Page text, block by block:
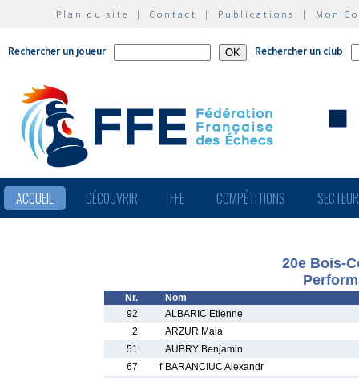
Plan du site | Contact | Publications | Mon
Rechercher un joueur Rechercher un club
ACCUEIL DÉCOUVRIR FFE COMPÉTITIONS
20e Bois-
Nr.
Nom
92
ALBARIC Etienne
2
ARZUR Maia
51
AUBRY Benjamin
67
f BARANCIUC Alexandr